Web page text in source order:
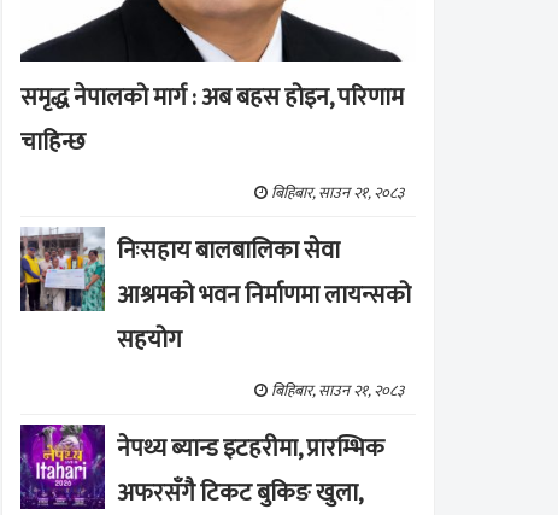
समृद्ध नेपालको मार्ग : अब बहस होइन, परिणाम
चाहिन्छ
बिहिबार, साउन २१, २०८३
निःसहाय बालबालिका सेवा
आश्रमको भवन निर्माणमा लायन्सको
सहयोग
बिहिबार, साउन २१, २०८३
नेपथ्य ब्यान्ड इटहरीमा, प्रारम्भिक
अफरसँगै टिकट बुकिङ खुला,